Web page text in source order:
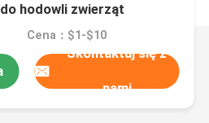
hodowli zwierząt
Cena：$1-$10
Skontaktuj się z
nami